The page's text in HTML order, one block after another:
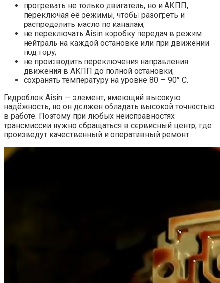
прогревать не только двигатель, но и АКПП,
переключая её режимы, чтобы разогреть и
распределить масло по каналам;
не переключать Aisin коробку передач в режим
нейтраль на каждой остановке или при движении
под гору;
не производить переключения направления
движения в АКПП до полной остановки;
сохранять температуру на уровне 80 — 90° С.
Гидроблок Aisin — элемент, имеющий высокую
надёжность, но он должен обладать высокой точностью
в работе. Поэтому при любых неисправностях
трансмиссии нужно обращаться в сервисный центр, где
произведут качественный и оперативный ремонт.